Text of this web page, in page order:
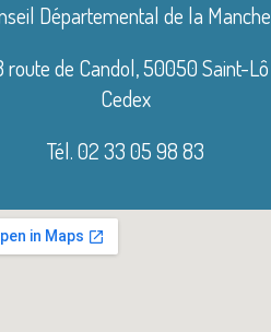
Départemental de la Manche
route de Candol,50050 Saint-Lô
Cedex
Tél. 02 33 05 98 83